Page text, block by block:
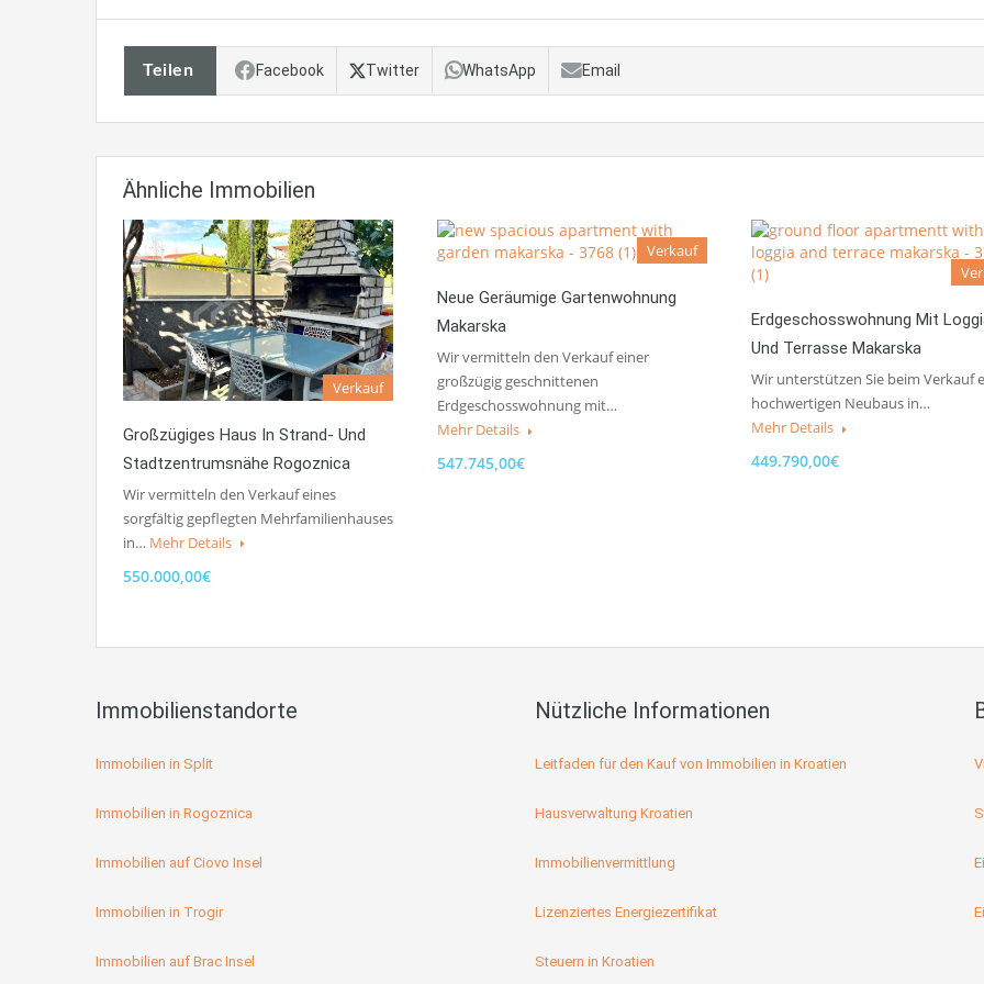
Teilen Facebook Twitter WhatsApp Email
Ähnliche Immobilien
Verkauf
Großzügiges Haus In Strand- Und
Stadtzentrumsnähe Rogoznica
Wir vermitteln den Verkauf eines
sorgfältig gepflegten Mehrfamilienhauses
in… Mehr Details
550.000,00€
Verkauf
Neue Geräumige Gartenwohnung
Makarska
Wir vermitteln den Verkauf einer
großzügig geschnittenen
Erdgeschosswohnung mit…
Mehr Details
547.745,00€
Erdgeschosswohnung Mit
Und Terrasse Makarska
Wir unterstützen Sie beim Verkauf
hochwertigen Neubaus in…
Mehr Details
449.790,00€
Immobilienstandorte
Immobilien in Split
Immobilien in Rogoznica
Immobilien auf Ciovo Insel
Immobilien in Trogir
Immobilien auf Brac Insel
Nützliche Informationen
Leitfaden für den Kauf von Immobilien in Kroatien
Hausverwaltung Kroatien
Immobilienvermittlung
Lizenziertes Energiezertifikat
Steuern in Kroatien